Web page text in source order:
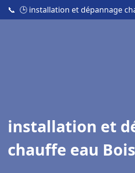
📞 🕒 installation et dépannage
installation et
chauffe eau